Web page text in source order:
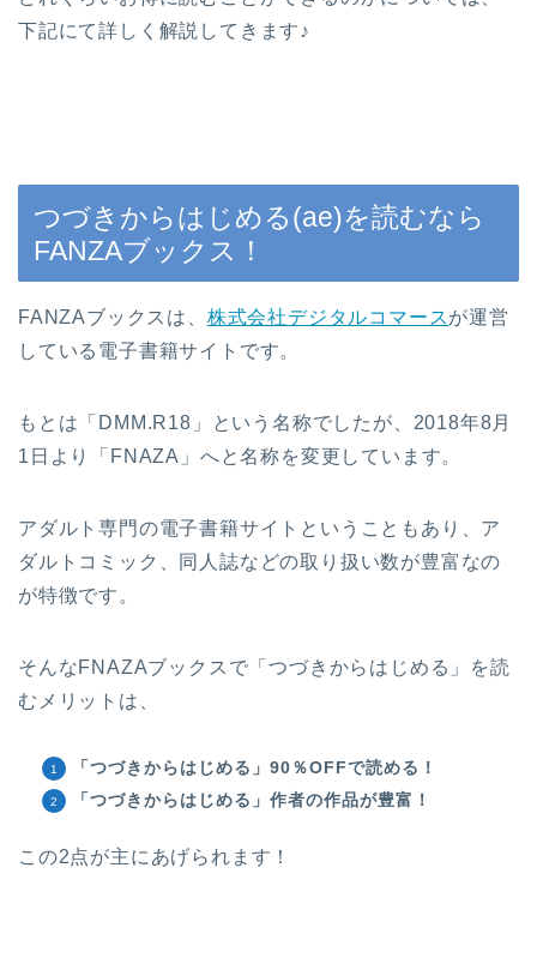
下記にて詳しく解説してきます♪
つづきからはじめる(ae)を読むなら
FANZAブックス！
FANZAブックスは、 株式会社デジタルコマースが運営
している電子書籍サイトです。
もとは「DMM.R18」という名称でしたが、2018年8月
1日より「FNAZA」へと名称を変更しています。
アダルト専門の電子書籍サイトということもあり、ア
ダルトコミック、同人誌などの取り扱い数が豊富なの
が特徴です。
そんなFNAZAブックスで「つづきからはじめる」を読
むメリットは、
「つづきからはじめる」90％OFFで読める！
「つづきからはじめる」作者の作品が豊富！
この2点が主にあげられます！